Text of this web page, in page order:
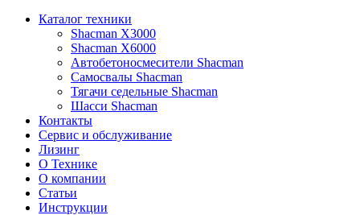
Каталог техники
Shacman X3000
Shacman X6000
Автобетоносмесители Shacman
Самосвалы Shacman
Тягачи седельные Shacman
Шасси Shacman
Контакты
Сервис и обслуживание
Лизинг
О Технике
О компании
Статьи
Инструкции